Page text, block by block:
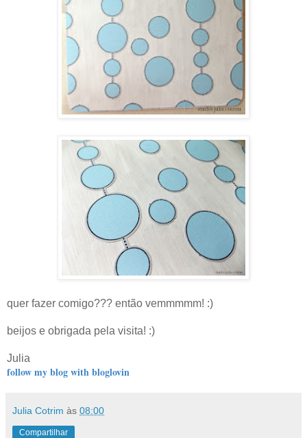
quer fazer comigo??? então vemmmmm! :)
beijos e obrigada pela visita! :)
Julia
follow my blog with bloglovin
Julia Cotrim às 08:00
Compartilhar